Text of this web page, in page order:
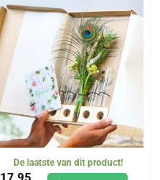
De laatste van dit product!